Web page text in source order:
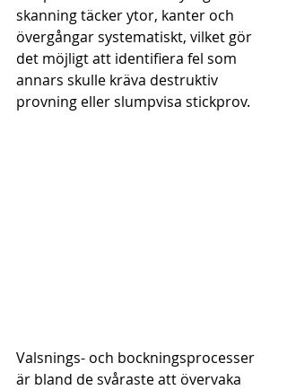
skanning täcker ytor, kanter och
övergångar systematiskt, vilket gör
det möjligt att identifiera fel som
annars skulle kräva destruktiv
provning eller slumpvisa stickprov.
Valsnings- och bockningsprocesser
är bland de svåraste att övervaka